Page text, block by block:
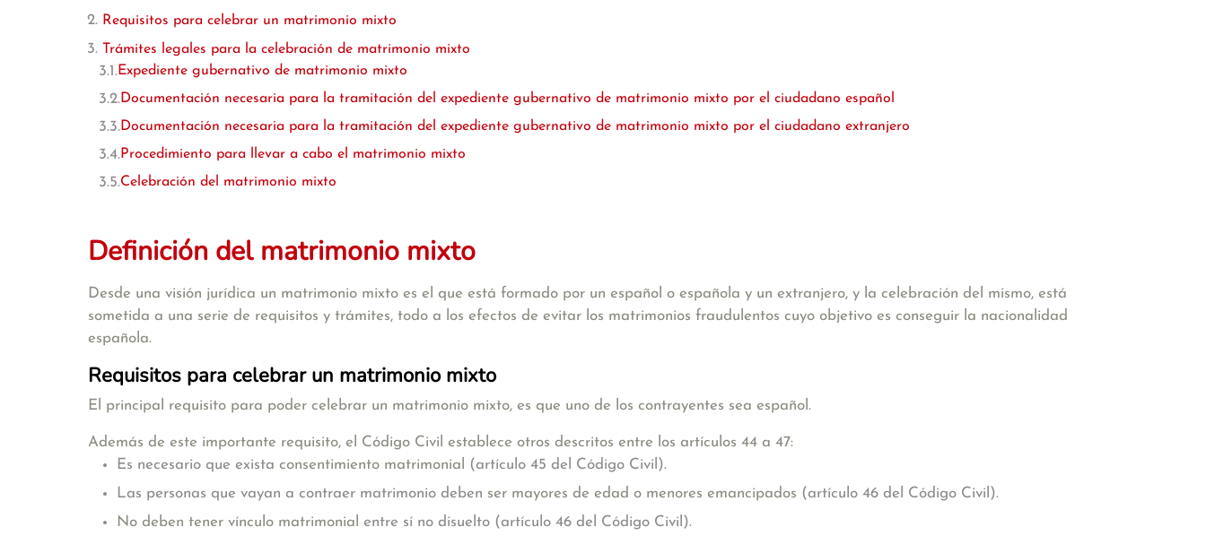
Requisitos para celebrar un matrimonio mixto
Trámites legales para la celebración de matrimonio mixto
Expediente gubernativo de matrimonio mixto
Documentación necesaria para la tramitación del expediente gubernativo de matrimonio mixto por el ciudadano español
Documentación necesaria para la tramitación del expediente gubernativo de matrimonio mixto por el ciudadano extranjero
Procedimiento para llevar a cabo el matrimonio mixto
Celebración del matrimonio mixto
Definición del matrimonio mixto
Desde una visión jurídica un matrimonio mixto es el que está formado por un español o española y un extranjero, y la celebración del mismo, está
sometida a una serie de requisitos y trámites, todo a los efectos de evitar los matrimonios fraudulentos cuyo objetivo es conseguir la nacionalidad
española.
Requisitos para celebrar un matrimonio mixto
El principal requisito para poder celebrar un matrimonio mixto, es que uno de los contrayentes sea español .
Además de este importante requisito, el Código Civil establece otros descritos entre los artículos 44 a 47:
Es necesario que exista consentimiento matrimonial
(artículo 45 del Código Civil).
Las personas que vayan a contraer matrimonio deben ser mayores de edad o menores emancipados (artículo 46 del Código Civil).
No deben tener vínculo matrimonial entre sí no disuelto (artículo 46 del Código Civil).